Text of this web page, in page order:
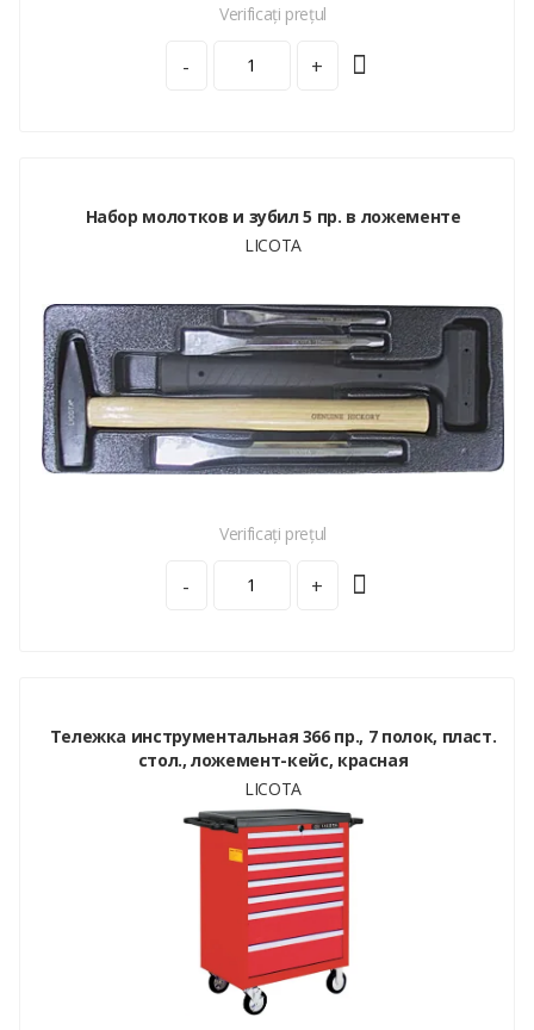
Verificați prețul
- +
Набор молотков и зубил 5 пр. в ложементе
LICOTA
Verificați prețul
- +
Тележка инструментальная 366 пр., 7 полок, пласт.
стол., ложемент-кейс, красная
LICOTA